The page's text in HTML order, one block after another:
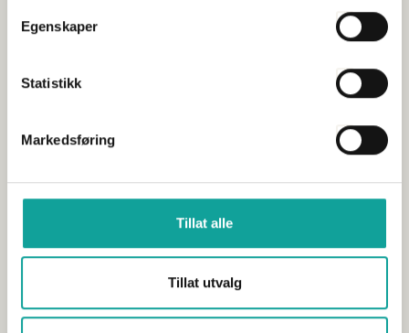
Egenskaper
Statistikk
Markedsføring
Tillat alle
Tillat utvalg
Årssamling Havbruk Nord 2027
Sjømat Norge
Sjømat Norge inviterer til Årssamling Havbruk Nord 2027 på
Radisson Blu Hotel i Tromsø. Vi ser frem til å...